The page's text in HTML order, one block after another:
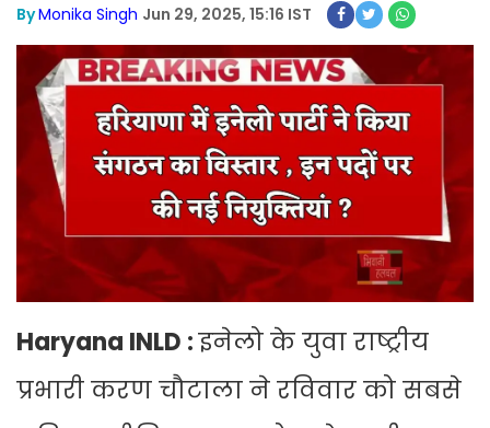
ByMonika Singh Jun 29, 2025, 15:16 IST
Haryana INLD :इनेलो के युवा राष्ट्रीय
प्रभारी करण चौटाला ने रविवार को सबसे